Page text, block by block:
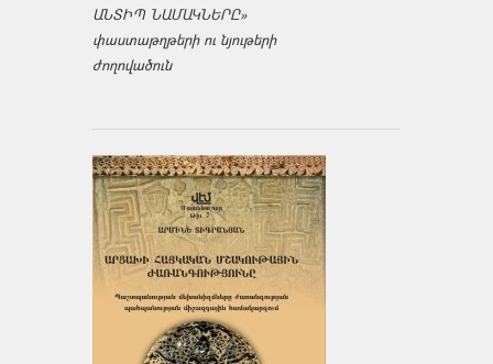
ԱՆՏԻՊ ՆԱՄԱԿՆԵՐԸ»
փաստաթղթերի ու նյութերի
ժողովածուն